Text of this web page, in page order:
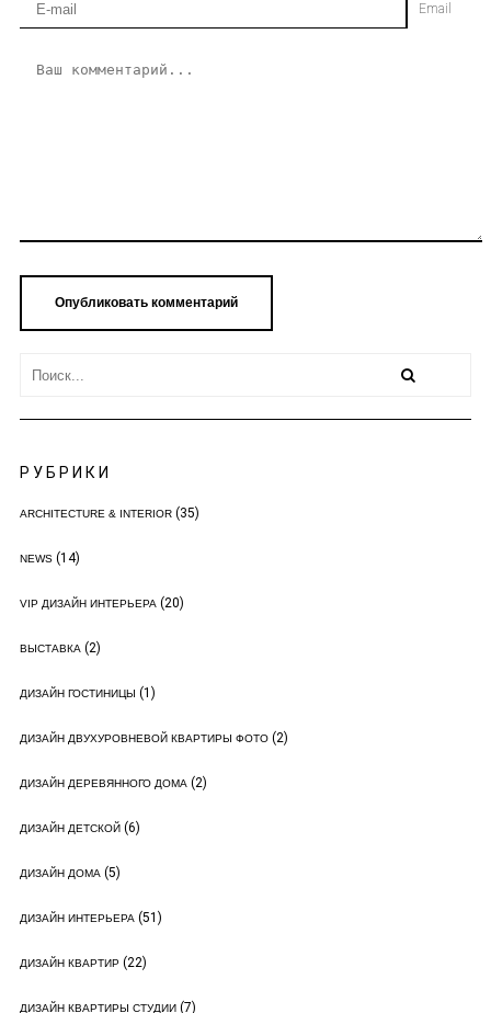
Email
РУБРИКИ
ARCHITECTURE & INTERIOR(35)
NEWS(14)
VIP ДИЗАЙН ИНТЕРЬЕРА(20)
ВЫСТАВКА(2)
ДИЗАЙН ГОСТИНИЦЫ (1)
ДИЗАЙН ДВУХУРОВНЕВОЙ КВАРТИРЫ ФОТО(2)
ДИЗАЙН ДЕРЕВЯННОГО ДОМА(2)
ДИЗАЙН ДЕТСКОЙ(6)
ДИЗАЙН ДОМА(5)
ДИЗАЙН ИНТЕРЬЕРА(51)
ДИЗАЙН КВАРТИР(22)
ДИЗАЙН КВАРТИРЫ СТУДИИ(7)